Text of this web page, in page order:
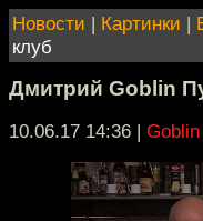
Новости | Картинки |
клуб
Дмитрий Goblin
10.06.17 14:36 | Goblin